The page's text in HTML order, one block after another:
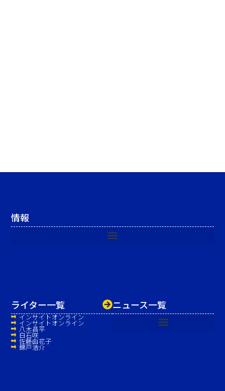
ニュース一覧
ライター一覧
インサイトオンライン
インサイトオンライン
八木昌平
白石咲
佐藤由花子
錦戸浩介
情報